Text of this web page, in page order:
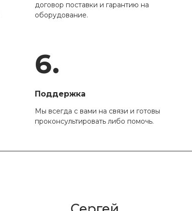
договор поставки и гарантию на
оборудование.
6.
Поддержка
Мы всегда с вами на связи и готовы
проконсультировать либо помочь.